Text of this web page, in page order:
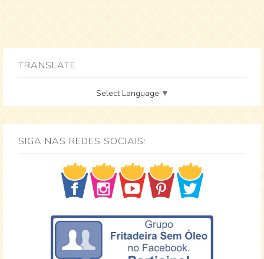
TRANSLATE
Select Language ▼
SIGA NAS REDES SOCIAIS: